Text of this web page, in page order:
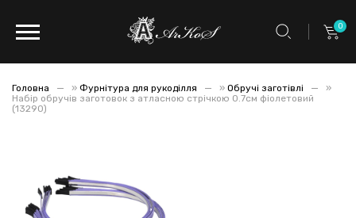
0
Головна » Фурнітура для рукоділля » Обручі заготівлі
»
Набір обручів заготовок з атласною стрічкою 0.7см фіолетовий
(13290)